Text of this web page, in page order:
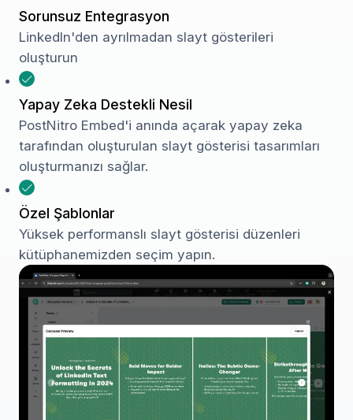
Sorunsuz Entegrasyon
LinkedIn'den ayrılmadan slayt gösterileri
oluşturun
Yapay Zeka Destekli Nesil
PostNitro Embed'i anında açarak yapay zeka
tarafından oluşturulan slayt gösterisi tasarımları
oluşturmanızı sağlar.
Özel Şablonlar
Yüksek performanslı slayt gösterisi düzenleri
kütüphanemizden seçim yapın.